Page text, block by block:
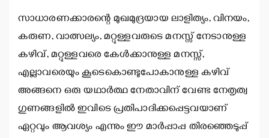
സാധാരണക്കാരന്റെ മുഖമുദ്രയായ ലാളിത്യം, വിനയം,
കരുണ, വാത്സല്യം, മറ്റുള്ളവരുടെ മനസ്സ് നേടാനുള്ള
കഴിവ്, മറ്റുള്ളവരെ കേള്‍ക്കാനുള്ള മനസ്സ്,
എല്ലാവരെയും കൂടെകൊണ്ടുപോകാനുള്ള കഴിവ്
അങ്ങനെ ഒരു യഥാര്‍ത്ഥ നേതാവിന് വേണ്ട നേതൃത്വ
ഗുണങ്ങളില്‍ ഇവിടെ പ്രതിപാദിക്കപ്പെട്ടവയാണ്
ഏറ്റവും ആവശ്യം എന്നും ഈ മാര്‍പ്പാപ്പ തിരഞ്ഞെടുപ്പ്